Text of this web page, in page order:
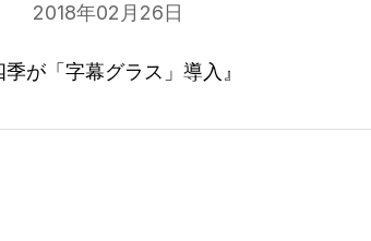
2018年02月26日
が「字幕グラス」導入』